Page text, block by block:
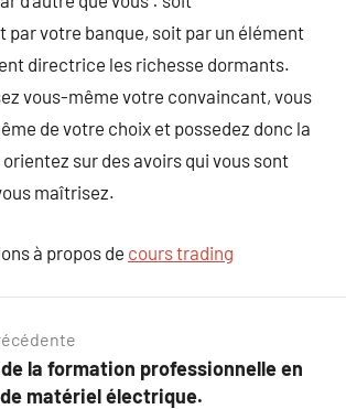
par votre banque, soit par un élément
directrice les richesse dormants.
vous-même votre convaincant, vous
de votre choix et possedez donc la
sur des avoirs qui vous sont
maîtrisez.
à propos de cours trading
la formation professionnelle en
matériel électrique.